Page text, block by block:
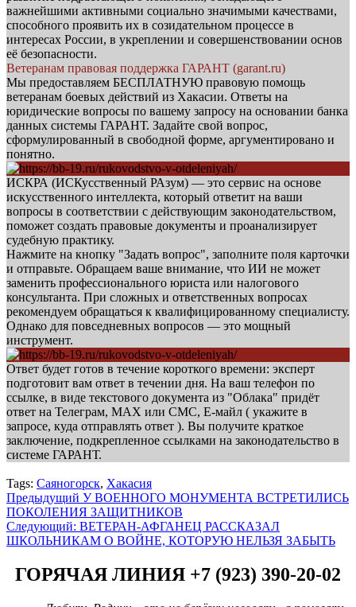
важнейшими активными социально значимыми качествами,
способного проявить их в созидательном процессе в
интересах России, в укреплении и совершенствовании основ
её безопасности.
Ветеранам правовая поддержка ГАРАНТ (garant.ru)
Мы предоставляем БЕСПЛАТНУЮ правовую помощь
ветеранам боевых действий из Хакасии. Ответы на
юридические вопросы по вашему запросу на основании банка
данных системы ГАРАНТ. Задайте свой вопрос,
сформулированный в свободной форме, аргументировано и
понятно.
ИСКРА (ИСКусственный РАзум) — это сервис на основе
искусственного интеллекта, который ответит на ваши
вопросы в соответствии с действующим законодательством,
поможет создать правовые документы и проанализирует
судебную практику.
Нажмите на кнопку "Задать вопрос", заполните поля карточки
и отправьте. Обращаем ваше внимание, что ИИ не может
заменить профессионального юриста или налогового
консультанта. При сложных и ответственных вопросах
рекомендуем обращаться к квалифицированному специалисту.
Однако для повседневных вопросов — это мощный
инструмент.
Ответ будет готов в течение короткого времени: эксперт
подготовит вам ответ в течении дня. На ваш телефон по
ссылке, в виде текстового документа из "Облака" придёт
ответ на Телеграм, МАХ или СМС, Е-майл ( укажите в
запросе, куда отправлять ответ ). Вы получите краткое
заключение, подкрепленное ссылками на законодательство в
системе ГАРАНТ.
Tags: Саяногорск, Хакасия
Навигация
записи
Предыдущий У ВОЕННОГО МОНУМЕНТА ВСТРЕТИЛИСЬ
ПОКОЛЕНИЯ ЗАЩИТНИКОВ
Следующий: ВЕТЕРАН-АФГАНЕЦ РАССКАЗАЛ
ШКОЛЬНИКАМ О ВОЙНЕ, КОТОРУЮ НЕЛЬЗЯ ЗАБЫТЬ
ГОРЯЧАЯ ЛИНИЯ +7 (923) 390-20-02